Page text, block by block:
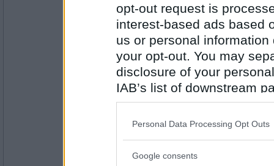
opt-out request is
interest-based ads based
us or personal
your opt-out. You may
disclosure of your
IAB’s list of downstream
also be disclosed by us
Downstream Participants
Please note that this
Personal Data Processing Opt Outs
Google consents
Antal inlägg:
så du har tänkt bli både religös och
ett helt nytt liv
olausdotter
Tror jag det...